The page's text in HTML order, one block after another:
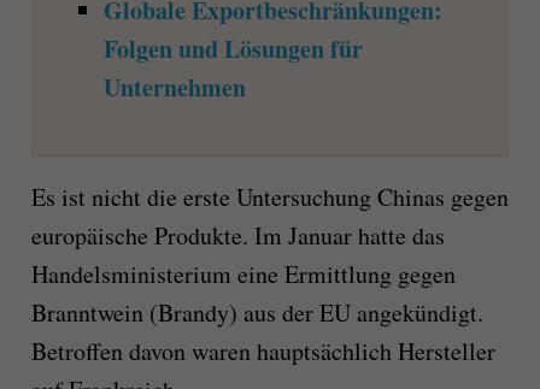
Globale Exportbeschränkungen:
Folgen und Lösungen für
Unternehmen
Es ist nicht die erste Untersuchung Chinas gegen
europäische Produkte. Im Januar hatte das
Handelsministerium eine Ermittlung gegen
Branntwein (Brandy) aus der EU angekündigt.
Betroffen davon waren hauptsächlich Hersteller